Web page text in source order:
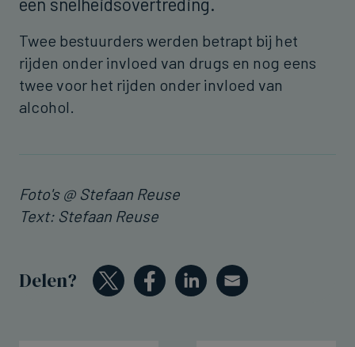
Twee bestuurders werden betrapt bij het
rijden onder invloed van drugs en nog eens
twee voor het rijden onder invloed van
alcohol.
Foto's @ Stefaan Reuse
Text: Stefaan Reuse
Delen?